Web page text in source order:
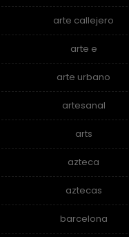
arte callejero
arte e
arte urbano
artesanal
arts
azteca
aztecas
barcelona